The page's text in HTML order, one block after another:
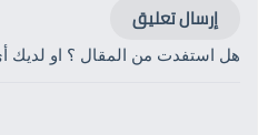
إرسال تعليق
هل استفدت من المقال ؟ او لديك